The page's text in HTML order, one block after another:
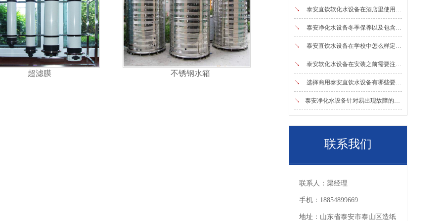
超滤膜 不锈钢水箱
↘ 泰安直饮软化水设备在酒店里使用需要注意的事项
↘ 泰安净化水设备冬季保养以及包含的零部件介绍
↘ 泰安直饮水设备在学校中怎么样定期维护
↘ 泰安软化水设备在安装之前需要注意的事项
↘ 选择商用泰安直饮水设备有哪些要点？
↘ 泰安净化水设备针对易出现故障的分析
联系我们
联系人： 渠经理
手机： 18854899669
地址： 山东省泰安市泰山区造纸